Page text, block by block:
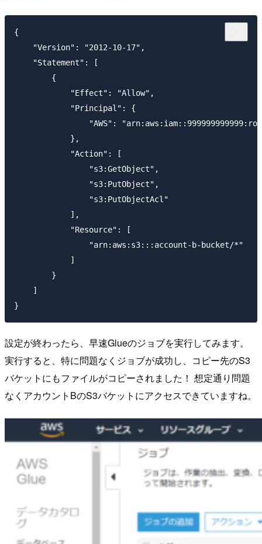
{
    "Version": "2012-10-17",
    "Statement": [
        {
            "Effect": "Allow",
            "Principal": {
"AWS":
            },
            "Action": [
                "s3:GetObject",
                "s3:PutObject",
                "s3:PutObjectAcl"
            ],
            "Resource": [
                "arn:aws:s3:::account-b-bucket/*"
            ]
        }
    ]
設定が終わったら、早速Glueのジョブを実行してみます。
実行すると、特に問題なくジョブが成功し、コピー先のS3
バケットにもファイルがコピーされました！ 想定通り問題
なくアカウントBのS3バケットにアクセスできていますね。